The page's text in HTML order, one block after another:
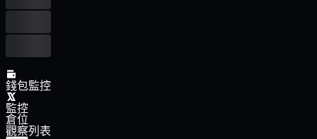
錢包監控
監控
倉位
觀察列表